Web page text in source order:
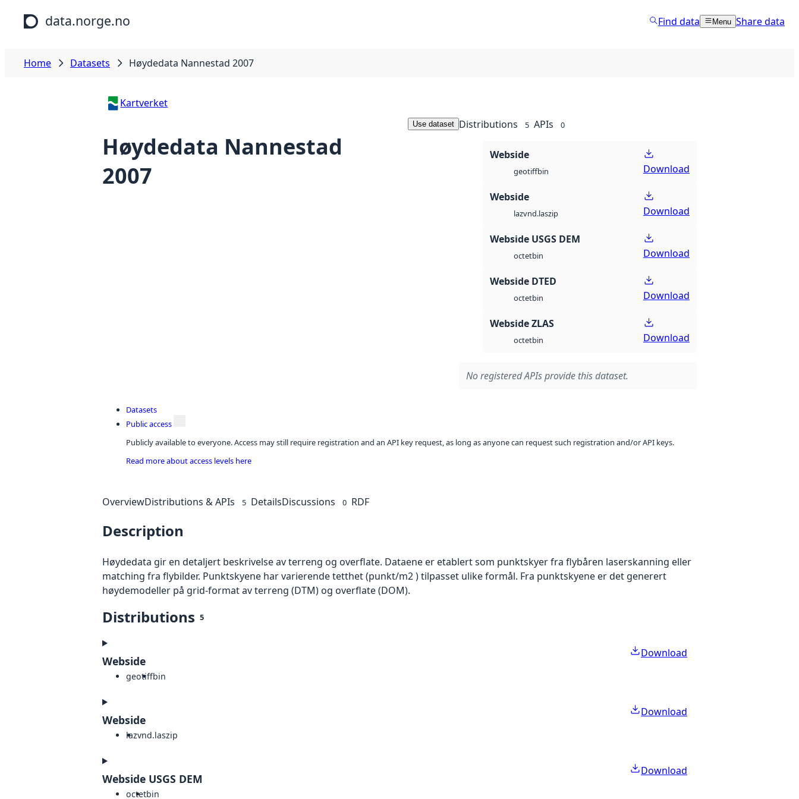
Skip to main content
data.norge.no Find data Menu Share data
Home Datasets Høydedata Nannestad 2007
Kartverket
Høydedata Nannestad
2007
Use dataset Distributions 5 APIs 0
Webside
geotiffbin Download
Webside
lazvnd.laszip Download
Webside USGS DEM
octetbin Download
Webside DTED
octetbin Download
Webside ZLAS
octetbin Download
No registered APIs provide this dataset.
Datasets
Public access
Publicly available to everyone. Access may still require registration and an API key request, as long as anyone can request such registration and/or API keys.
Read more about access levels here
OverviewDistributions & APIs 5 DetailsDiscussions 0 RDF
Description
Høydedata gir en detaljert beskrivelse av terreng og overflate. Dataene er etablert som punktskyer fra flybåren laserskanning eller
matching fra flybilder. Punktskyene har varierende tetthet (punkt/m2 ) tilpasset ulike formål. Fra punktskyene er det generert
høydemodeller på grid-format av terreng (DTM) og overflate (DOM).
Distributions 5
Webside
geotiffbin
Download
Webside
lazvnd.laszip
Download
Webside USGS DEM
octetbin
Download